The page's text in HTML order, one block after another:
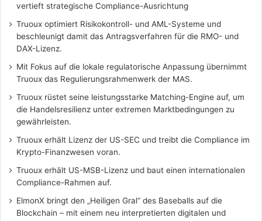
vertieft strategische Compliance-Ausrichtung
Truoux optimiert Risikokontroll- und AML-Systeme und
beschleunigt damit das Antragsverfahren für die RMO- und
DAX-Lizenz.
Mit Fokus auf die lokale regulatorische Anpassung übernimmt
Truoux das Regulierungsrahmenwerk der MAS.
Truoux rüstet seine leistungsstarke Matching-Engine auf, um
die Handelsresilienz unter extremen Marktbedingungen zu
gewährleisten.
Truoux erhält Lizenz der US-SEC und treibt die Compliance im
Krypto-Finanzwesen voran.
Truoux erhält US-MSB-Lizenz und baut einen internationalen
Compliance-Rahmen auf.
ElmonX bringt den „Heiligen Gral“ des Baseballs auf die
Blockchain – mit einem neu interpretierten digitalen und